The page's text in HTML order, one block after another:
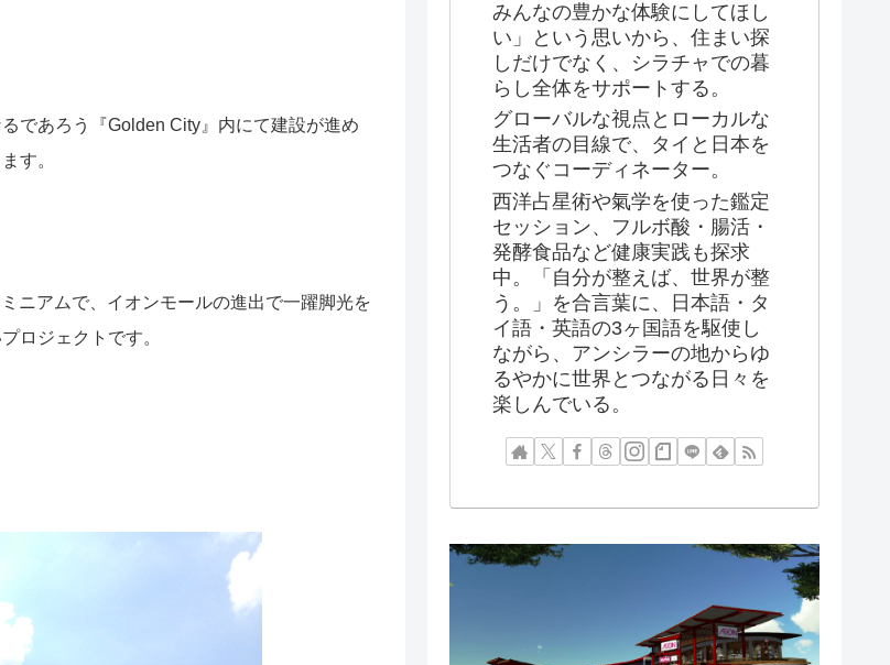
であろう『Golden City』内にて建設が進め
す。
ニアムで、イオンモールの進出で一躍脚光を
ロジェクトです。
みんなの豊かな体験にしてほし
い」という思いから、住まい探
しだけでなく、シラチャでの暮
らし全体をサポートする。
グローバルな視点とローカルな
生活者の目線で、タイと日本を
つなぐコーディネーター。
西洋占星術や氣学を使った鑑定
セッション、フルボ酸・腸活・
発酵食品など健康実践も探求
中。「自分が整えば、世界が整
う。」を合言葉に、日本語・タ
イ語・英語の3ヶ国語を駆使し
ながら、アンシラーの地からゆ
るやかに世界とつながる日々を
楽しんでいる。